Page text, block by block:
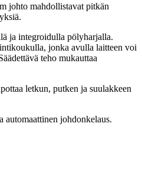
johto mahdollistavat pitkän
ja integroidulla pölyharjalla.
jonka avulla laitteen voi
teho mukauttaa
letkun, putken ja suulakkeen
automaattinen johdonkelaus.